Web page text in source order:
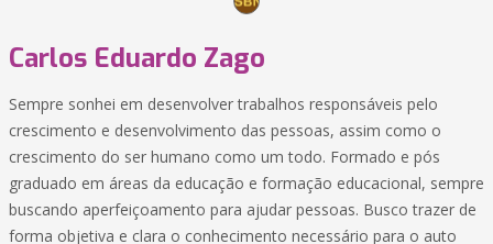
Carlos Eduardo Zago
Sempre sonhei em desenvolver trabalhos responsáveis pelo
crescimento e desenvolvimento das pessoas, assim como o
crescimento do ser humano como um todo. Formado e pós
graduado em áreas da educação e formação educacional, sempre
buscando aperfeiçoamento para ajudar pessoas. Busco trazer de
forma objetiva e clara o conhecimento necessário para o auto